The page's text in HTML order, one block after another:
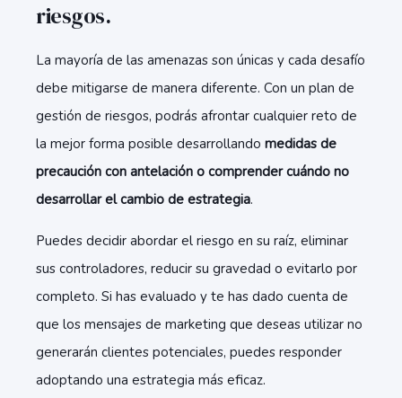
riesgos.
La mayoría de las amenazas son únicas y cada desafío
debe mitigarse de manera diferente. Con un plan de
gestión de riesgos, podrás afrontar cualquier reto de
la mejor forma posible desarrollando medidas de
precaución con antelación o comprender cuándo no
desarrollar el cambio de estrategia.
Puedes decidir abordar el riesgo en su raíz, eliminar
sus controladores, reducir su gravedad o evitarlo por
completo. Si has evaluado y te has dado cuenta de
que los mensajes de marketing que deseas utilizar no
generarán clientes potenciales, puedes responder
adoptando una estrategia más eficaz.